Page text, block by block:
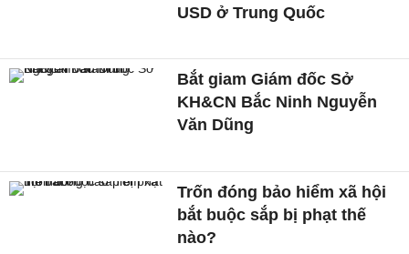
USD ở Trung Quốc
Bắt giam Giám đốc Sở
KH&CN Bắc Ninh Nguyễn
Văn Dũng
Trốn đóng bảo hiểm xã hội
bắt buộc sắp bị phạt thế
nào?